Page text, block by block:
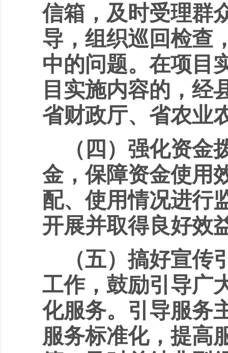
信箱，及时受理群
导，组织巡回检查
中的问题。在项目
目实施内容的，经
省财政厅、省农业
（四）强化资金
金，保障资金使用
配、使用情况进行
开展并取得良好效
（五）搞好宣传
工作，鼓励引导广
化服务。引导服务
服务标准化，提高